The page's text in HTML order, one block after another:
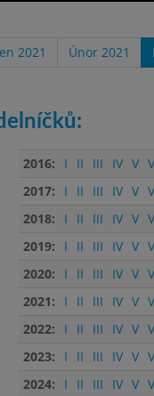
2021 Únor 2021
2016: I II III IV V
2017:
I II III IV V
2018:
I II III IV V
2019:
I II III IV V
2020:
I II III IV V
2021:
I II III IV V
2022:
I II III IV V
2023:
I II III IV V
2024:
I II III IV V